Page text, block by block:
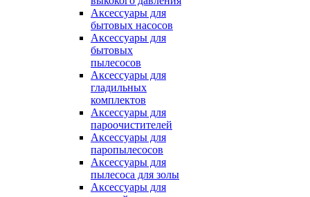
Аксессуары для
бытовых насосов
Аксессуары для
бытовых
пылесосов
Аксессуары для
гладильных
комплектов
Аксессуары для
пароочистителей
Аксессуары для
паропылесосов
Аксессуары для
пылесоса для золы
Аксессуары для